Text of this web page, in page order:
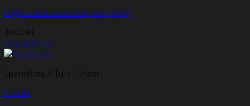
Frigărui de Berbec / Kuș Bași (350g)
40,00 lei
Adaugă în coș
Specialitate A Turk - Grătar
Produs